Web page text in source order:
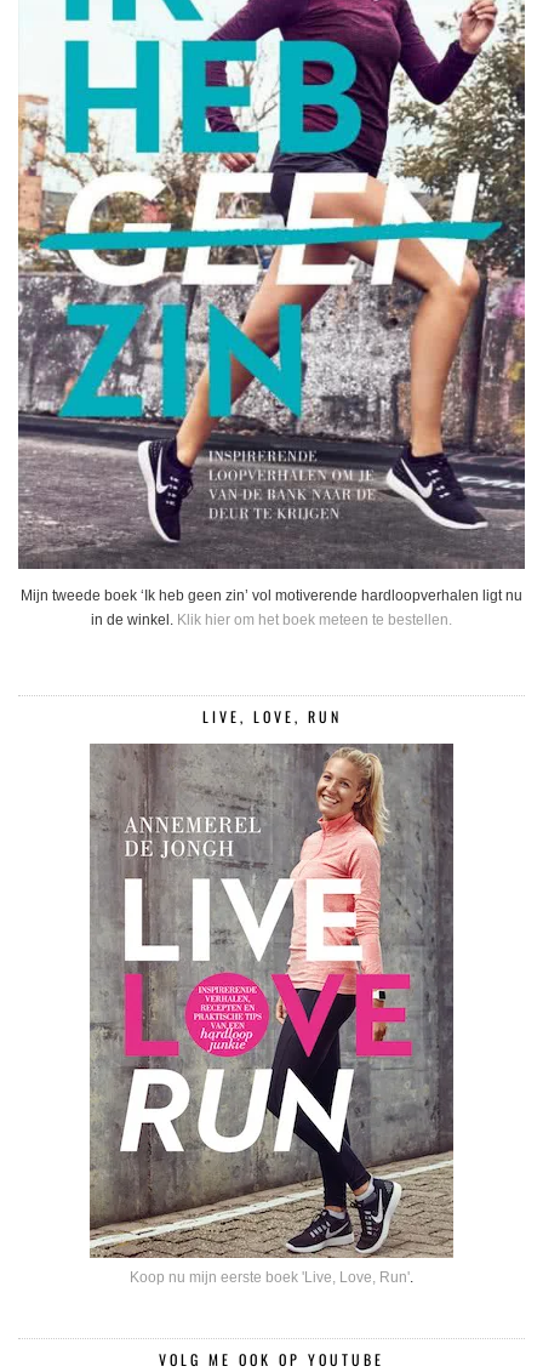
Mijn tweede boek ‘Ik heb geen zin’ vol motiverende hardloopverhalen ligt nu
in de winkel. Klik hier om het boek meteen te bestellen.
LIVE, LOVE, RUN
Koop nu mijn eerste boek 'Live, Love, Run'.
VOLG ME OOK OP YOUTUBE